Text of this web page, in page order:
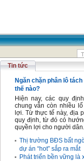
Tin tức
Ngăn chặn phân lô
thế nào?
Hiện nay, các quy
chung vẫn còn nhiều
lợi. Từ thực tế này, địa
quy định, từ đó có
quyền lợi cho người dân.
Thị trường BĐS bất
dự án “hot” sắp ra mắt
Phát triển bền vững là